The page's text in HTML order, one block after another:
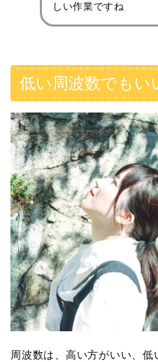
しい作業ですね
低い周波数でもい
周波数は、高い方がいい、